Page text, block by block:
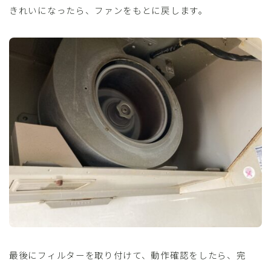
きれいになったら、ファンをもとに戻します。
最後にフィルターを取り付けて、動作確認をしたら、完